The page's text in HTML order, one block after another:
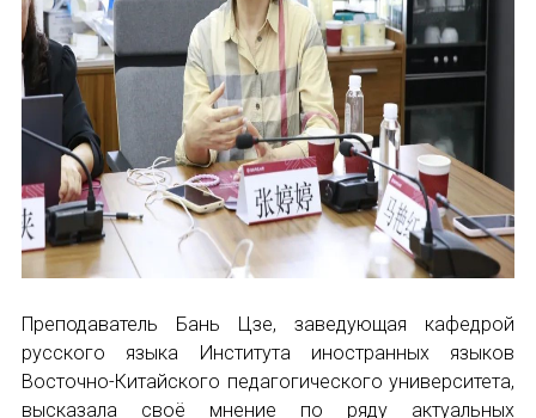
Преподаватель Бань Цзе, заведующая кафедрой
русского языка Института иностранных языков
Восточно-Китайского педагогического университета,
высказала своё мнение по ряду актуальных